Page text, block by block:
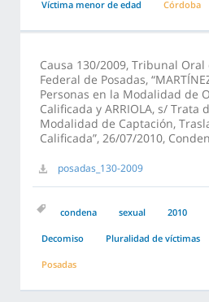
Víctima menor de edad Córdoba
Causa 130/2009, Tribunal
Federal de Posadas,
Personas en la Modalidad de
Calificada y ARRIOLA, s/ Trata
Modalidad de Captación,
Calificada”, 26/07/2010,
posadas_130-2009
condena sexual 2010
Decomiso Pluralidad de víctimas
Posadas